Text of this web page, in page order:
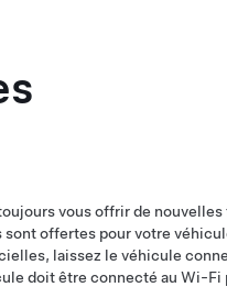
vous offrir de
offertes pour votre
laissez le véhicule
doit être connecté au Wi-Fi